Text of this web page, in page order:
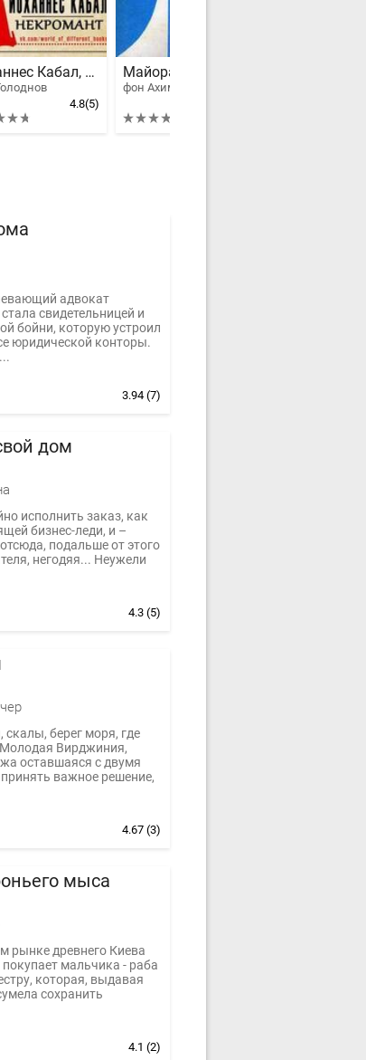
Йоханнес Кабал, Некромант
4.8(5)
Майорат
фон Ахим Арним
адвокат
свидетельницей и
бойни, которую устроил
юридической конторы.
3.94(7)
дом
исполнить заказ, как
бизнес-леди, и –
подальше от этого
негодяя... Неужели
4.3(5)
берег моря, где
Молодая Вирджиния,
оставшаяся с двумя
важное решение,
4.67(3)
мыса
рынке древнего Киева
мальчика - раба
которая, выдавая
сохранить
4.1 (2)